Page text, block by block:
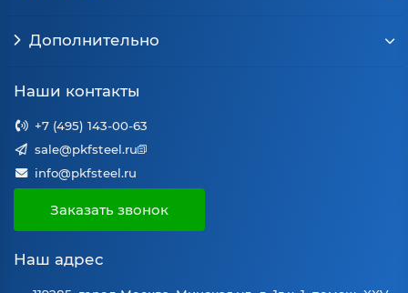
Дополнительно
Наши контакты
+7 (495) 143-00-63
sale@pkfsteel.ru
info@pkfsteel.ru
Заказать звонок
Наш адрес